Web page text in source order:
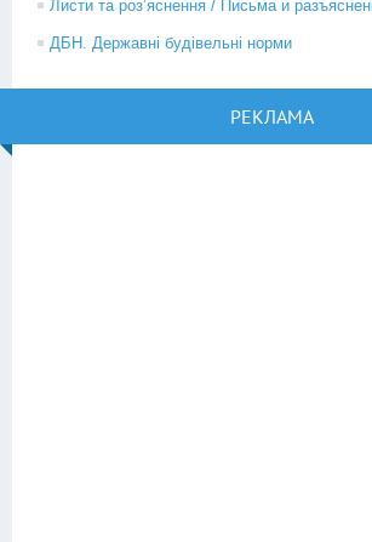
Листи та роз’яснення / Письма и
ДБН. Державні будівельні норми
РЕКЛАМА